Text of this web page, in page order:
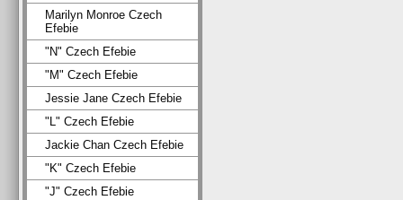
Marilyn Monroe Czech
Efebie
"N" Czech Efebie
"M" Czech Efebie
Jessie Jane Czech Efebie
"L" Czech Efebie
Jackie Chan Czech Efebie
"K" Czech Efebie
"J" Czech Efebie